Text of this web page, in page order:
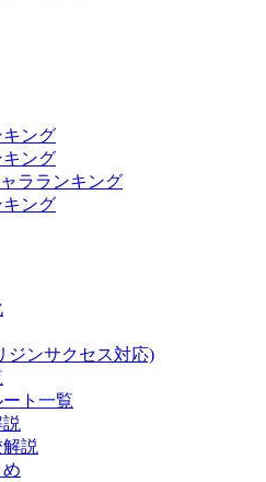
ング
ング
ラランキング
ング
ジンサクセス対応)
ト一覧
説